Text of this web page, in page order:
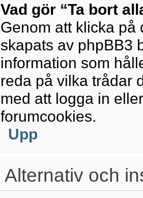
Vad gör “Ta bort
Genom att klicka på
skapats av phpBB3
information som
reda på vilka trådar
med att logga in
forumcookies.
Upp
Alternativ och